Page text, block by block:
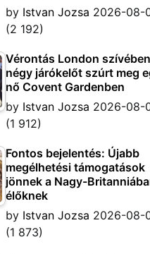
by Istvan Jozsa 2026-08-
(2 192)
Vérontás London
négy járókelőt szúrt meg
nő Covent Gardenben
by Istvan Jozsa 2026-08-
(1 912)
Fontos bejelentés: Újabb
megélhetési támogatások
jönnek a Nagy-
élőknek
by Istvan Jozsa 2026-08-
(1 873)